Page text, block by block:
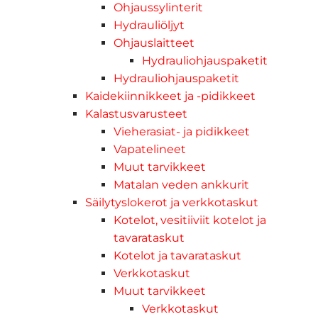
Ohjaussylinterit
Hydrauliöljyt
Ohjauslaitteet
Hydrauliohjauspaketit
Hydrauliohjauspaketit
Kaidekiinnikkeet ja -pidikkeet
Kalastusvarusteet
Vieherasiat- ja pidikkeet
Vapatelineet
Muut tarvikkeet
Matalan veden ankkurit
Säilytyslokerot ja verkkotaskut
Kotelot, vesitiiviit kotelot ja
tavarataskut
Kotelot ja tavarataskut
Verkkotaskut
Muut tarvikkeet
Verkkotaskut